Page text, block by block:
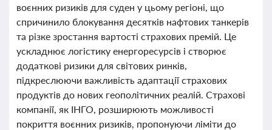
воєнних ризиків для суден у цьому регіоні, що
спричинило блокування десятків нафтових танкерів
та різке зростання вартості страхових премій. Це
ускладнює логістику енергоресурсів і створює
додаткові ризики для світових ринків,
підкреслюючи важливість адаптації страхових
продуктів до нових геополітичних реалій. Страхові
компанії, як ІНГО, розширюють можливості
покриття воєнних ризиків, пропонуючи ліміти до